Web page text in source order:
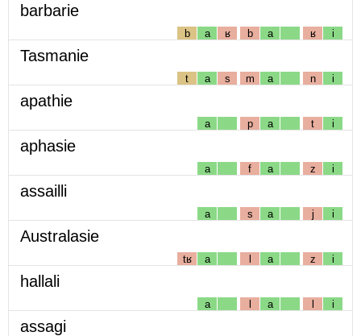
barbarie
b a ʁ b a ʁ i
Tasmanie
t a s m a n i
apathie
a p a t i
aphasie
a f a z i
assailli
a s a j i
Australasie
tʁ a l a z i
hallali
a l a l i
assagi